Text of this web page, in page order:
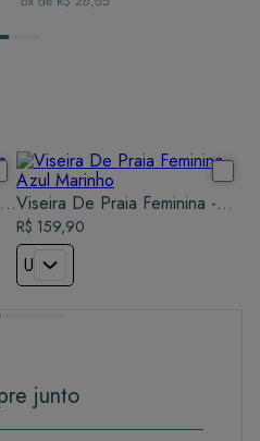
Viseira De Praia Feminina -
Azul Marinho
R$ 159,90
U
junto